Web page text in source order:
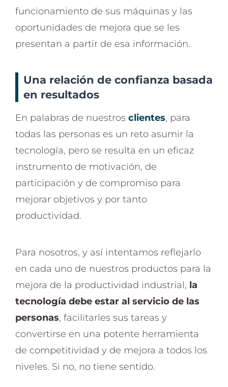
funcionamiento de sus máquinas y las
oportunidades de mejora que se les
presentan a partir de esa información.
Una relación de confianza basada
en resultados
En palabras de nuestros clientes, para
todas las personas es un reto asumir la
tecnología, pero se resulta en un eficaz
instrumento de motivación, de
participación y de compromiso para
mejorar objetivos y por tanto
productividad.
Para nosotros, y así intentamos reflejarlo
en cada uno de nuestros productos para la
mejora de la productividad industrial, la
tecnología debe estar al servicio de las
personas, facilitarles sus tareas y
convertirse en una potente herramienta
de competitividad y de mejora a todos los
niveles. Si no, no tiene sentido.